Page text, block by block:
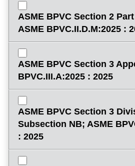
ASME BPVC Section 2
ASME BPVC.II.D.M:2025 :
ASME BPVC Section 3
BPVC.III.A:2025 : 2025
ASME BPVC Section 3
Subsection NB; ASME
: 2025